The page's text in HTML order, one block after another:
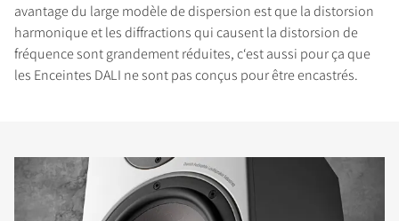
avantage du large modèle de dispersion est que la distorsion
harmonique et les diffractions qui causent la distorsion de
fréquence sont grandement réduites, c‘est aussi pour ça que
les Enceintes DALI ne sont pas conçus pour être encastrés.